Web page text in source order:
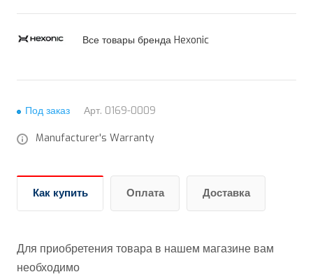
Все товары бренда Hexonic
Под заказ Арт. 0169-0009
Manufacturer's Warranty
Как купить Оплата Доставка
Для приобретения товара в нашем магазине вам
необходимо